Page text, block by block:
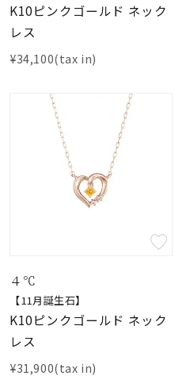
K10ピンクゴールド ネック
レス
¥34,100(tax in)
４℃
【11月誕生石】
K10ピンクゴールド ネック
レス
¥31,900(tax in)